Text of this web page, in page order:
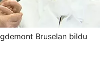
Bruselan bildu